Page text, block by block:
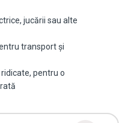
jucării sau alte
transport și
pentru o